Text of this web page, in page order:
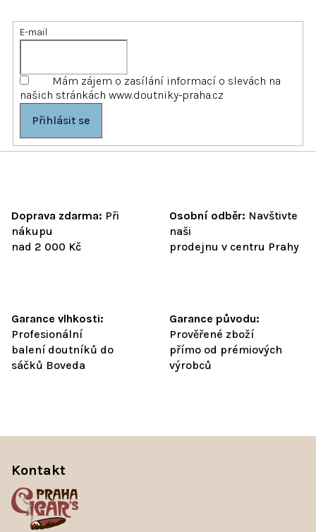
E-mail
Mám zájem o zasílání informací o slevách na
našich stránkách www.doutniky-praha.cz
Přihlásit se
Doprava zdarma: Při
nákupu
nad 2 000 Kč
Osobní odběr: Navštivte
naši
prodejnu v centru Prahy
Garance vlhkosti:
Profesionální
balení doutníků do
sáčků Boveda
Garance původu:
Prověřené zboží
přímo od prémiových
výrobců
Kontakt